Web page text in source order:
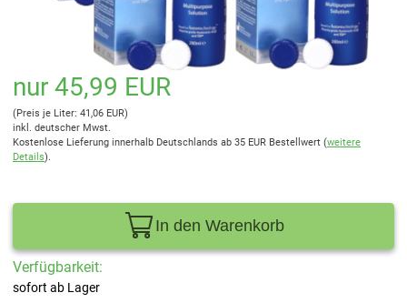
nur 45,99 EUR
(Preis je Liter: 41,06 EUR)
inkl. deutscher Mwst.
Kostenlose Lieferung innerhalb Deutschlands ab 35 EUR Bestellwert (weitere
Details).
In den Warenkorb
Verfügbarkeit:
sofort ab Lager